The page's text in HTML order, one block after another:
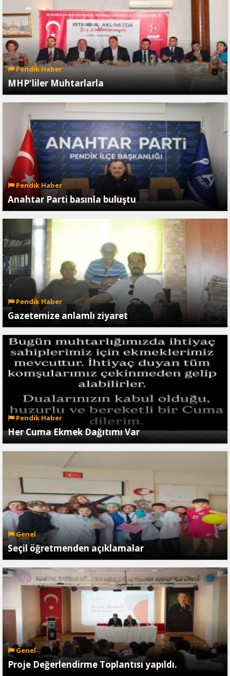
Pendik Haber
MHP'liler Muhtarlarla
Pendik Haber
Anahtar Parti basınla buluştu
Pendik Haber
Gazetemize anlamlı ziyaret
Pendik Haber
Her Cuma Ekmek Dağıtımı Var
Genel
Seçil öğretmenden açıklamalar
Genel
Proje Değerlendirme Toplantısı yapıldı.